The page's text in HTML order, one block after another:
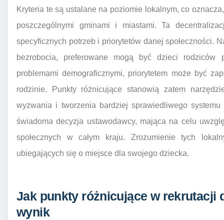
Kryteria te są ustalane na poziomie lokalnym, co
poszczególnymi gminami i miastami. Ta
specyficznych potrzeb i priorytetów danej społeczności.
bezrobocia, preferowane mogą być dzieci
problemami demograficznymi, priorytetem może być
rodzinie. Punkty różnicujące stanowią zatem
wyzwania i tworzenia bardziej sprawiedliwego
świadoma decyzja ustawodawcy, mająca na celu
społecznych w całym kraju. Zrozumienie tych
ubiegających się o miejsce dla swojego dziecka.
Jak punkty różnicujące w rekrutacji
wynik